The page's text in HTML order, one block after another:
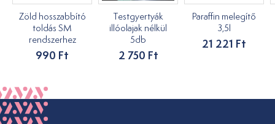
Zöld hosszabbító
toldás SM
rendszerhez
990 Ft
Testgyertyák
illóolajak nélkül
5db
2 750 Ft
Paraffin melegítő
3,5l
21 221 Ft